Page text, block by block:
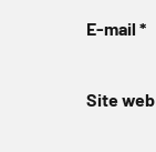
E-mail *
Site web